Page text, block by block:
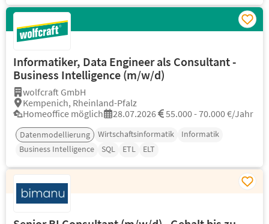
Informatiker, Data Engineer als Consultant -
Business Intelligence (m/w/d)
wolfcraft GmbH
Kempenich, Rheinland-Pfalz
Homeoffice möglich
28.07.2026 55.000 - 70.000 €/Jahr
Datenmodellierung Wirtschaftsinformatik
Informatik
Business Intelligence
SQL ETL ELT